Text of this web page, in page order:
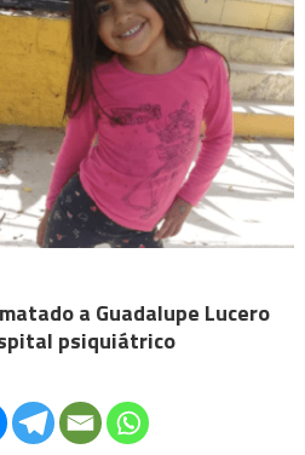
a Guadalupe Lucero
psiquiátrico